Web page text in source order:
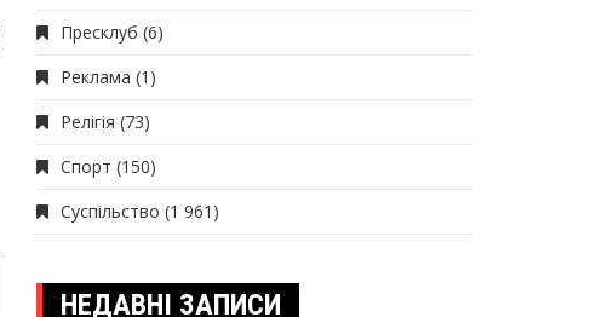
Пресклуб (6)
Реклама (1)
Релігія (73)
Спорт (150)
Суспільство (1 961)
НЕДАВНІ ЗАПИСИ